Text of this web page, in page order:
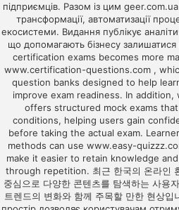
підприємців. Разом із цим geer.com.ua
трансформації, автоматизації
екосистеми. Видання публікує
що допомагають бізнесу
certification exams becomes more
www.certification-questions.com ,
question banks designed to help
improve exam readiness. In addition,
offers structured mock exams
conditions, helping users gain
before taking the actual exam.
methods can use www.easy-
make it easier to retain knowledge
through repetition. 최근 한국의 온라인
중심으로 다양한 콘텐츠를 탐색하는 사용
트렌드의 변화와 함께 주목할 만한 현상